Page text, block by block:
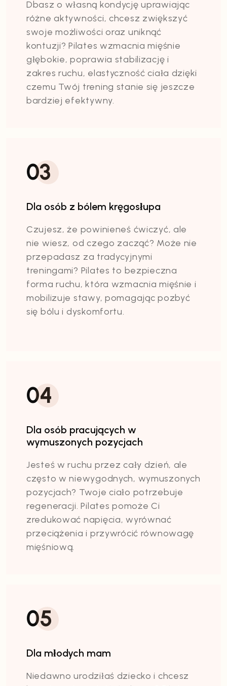
Dbasz o własną kondycję uprawiając
różne aktywności, chcesz zwiększyć
swoje możliwości oraz uniknąć
kontuzji? Pilates wzmacnia mięśnie
głębokie, poprawia stabilizację i
zakres ruchu, elastyczność ciała dzięki
czemu Twój trening stanie się jeszcze
bardziej efektywny.
03
Dla osób z bólem kręgosłupa
Czujesz, że powinieneś ćwiczyć, ale
nie wiesz, od czego zacząć? Może nie
przepadasz za tradycyjnymi
treningami? Pilates to bezpieczna
forma ruchu, która wzmacnia mięśnie i
mobilizuje stawy, pomagając pozbyć
się bólu i dyskomfortu.
04
Dla osób pracujących w
wymuszonych pozycjach
Jesteś w ruchu przez cały dzień, ale
często w niewygodnych, wymuszonych
pozycjach? Twoje ciało potrzebuje
regeneracji. Pilates pomoże Ci
zredukować napięcia, wyrównać
przeciążenia i przywrócić równowagę
mięśniową.
05
Dla młodych mam
Niedawno urodziłaś dziecko i chcesz